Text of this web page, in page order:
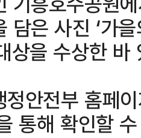
담은 사진 ‘가
상을 수상한 바
안전부 홈페
통해 확인할